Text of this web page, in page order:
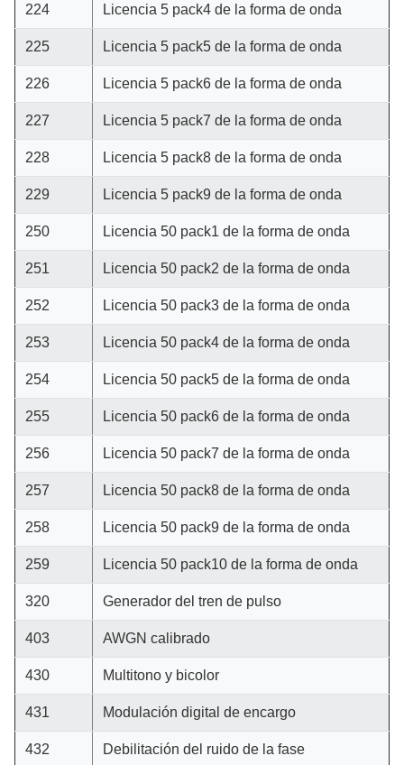
224 Licencia 5 pack4 de la forma de onda
225 Licencia 5 pack5 de la forma de onda
226 Licencia 5 pack6 de la forma de onda
227 Licencia 5 pack7 de la forma de onda
228 Licencia 5 pack8 de la forma de onda
229 Licencia 5 pack9 de la forma de onda
250 Licencia 50 pack1 de la forma de onda
251 Licencia 50 pack2 de la forma de onda
252 Licencia 50 pack3 de la forma de onda
253 Licencia 50 pack4 de la forma de onda
254 Licencia 50 pack5 de la forma de onda
255 Licencia 50 pack6 de la forma de onda
256 Licencia 50 pack7 de la forma de onda
257 Licencia 50 pack8 de la forma de onda
258 Licencia 50 pack9 de la forma de onda
259 Licencia 50 pack10 de la forma de onda
320 Generador del tren de pulso
403 AWGN calibrado
430 Multitono y bicolor
431 Modulación digital de encargo
432 Debilitación del ruido de la fase